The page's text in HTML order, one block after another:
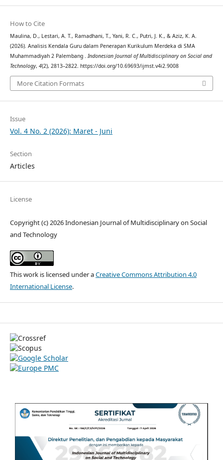
How to Cite
Maulina, D., Lestari, A. T., Ramadhani, T., Yani, R. C., Putri, J. K., & Aziz, K. A.
(2026). Analisis Kendala Guru dalam Penerapan Kurikulum Merdeka di SMA
Muhammadiyah 2 Palembang . Indonesian Journal of Multidisciplinary on Social and
Technology, 4(2), 2813–2822. https://doi.org/10.69693/ijmst.v4i2.9008
More Citation Formats
Issue
Vol. 4 No. 2 (2026): Maret - Juni
Section
Articles
License
Copyright (c) 2026 Indonesian Journal of Multidisciplinary on Social
and Technology
This work is licensed under aCreative Commons Attribution 4.0
International License.